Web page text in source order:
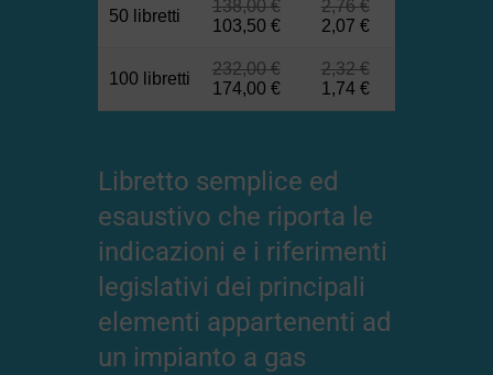
Libretto semplice ed
esaustivo che riporta le
indicazioni e i riferimenti
legislativi dei principali
elementi appartenenti ad
un impianto a gas
50 libretti
138,00€
103,50 €
2,76€
2,07 €
100 libretti
232,00€
174,00 €
2,32€
1,74 €